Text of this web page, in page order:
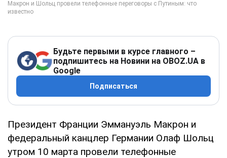
Будьте первыми в курсе главного –
подпишитесь на Новини на OBOZ.UA в
Google
Подписаться
Президент Франции Эммануэль Макрон и
федеральный канцлер Германии Олаф Шольц
утром 10 марта провели телефонные